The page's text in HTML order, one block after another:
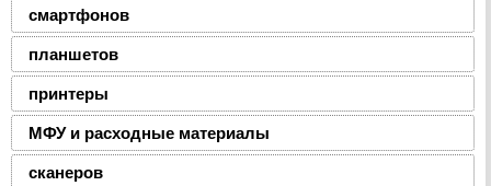
смартфонов
планшетов
принтеры
МФУ и расходные материалы
сканеров